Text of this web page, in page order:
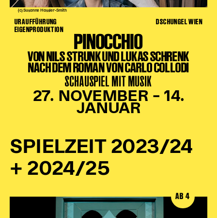
Gl!tch4
Wem gehört die Bühne?
House of Hybrid Rebels
HAUS
Unser Blog
Leitlinien
Partner*innen
SERVICE
(c) Susanne Hassler-Smith
URAUFFÜHRUNG
EIGENPRODUKTION
DSCHUNGEL WIEN
PINOCCHIO
VON NILS STRUNK UND LUKAS SCHRENK
NACH DEM ROMAN VON CARLO COLLODI
SCHAUSPIEL MIT MUSIK
27. NOVEMBER – 14.
JANUAR
SPIELZEIT 2023/24
+ 2024/25
AB 4